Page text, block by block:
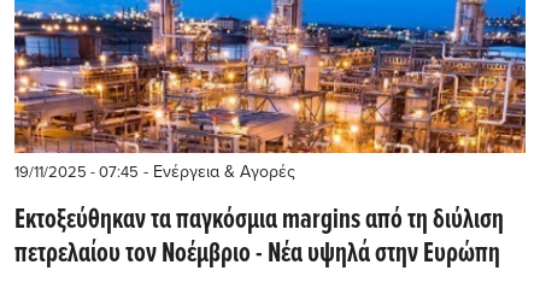
19/11/2025 - 07:45 - Ενέργεια & Αγορές
Εκτοξεύθηκαν τα παγκόσμια margins από τη διύλιση
πετρελαίου τον Νοέμβριο - Νέα υψηλά στην Ευρώπη